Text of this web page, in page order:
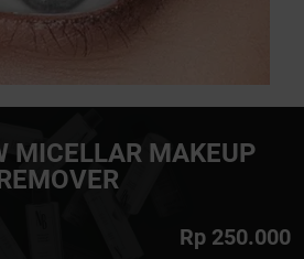
MICELLAR MAKEUP
Rp 250.000